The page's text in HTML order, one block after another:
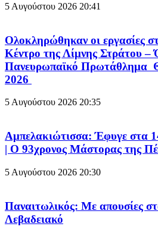
5 Αυγούστου 2026 20:41
Ολοκληρώθηκαν οι εργασίες
Κέντρο της Λίμνης Στράτου –
Πανευρωπαϊκό Πρωτάθλημα
2026
5 Αυγούστου 2026 20:35
Αμπελακιώτισσα: Έφυγε στα
| Ο 93χρονος Μάστορας της
5 Αυγούστου 2026 20:30
Παναιτωλικός: Με απουσίες
Λεβαδειακό